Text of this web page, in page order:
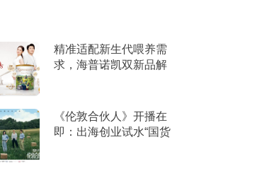
精准适配新生代喂养需
求，海普诺凯双新品解
《伦敦合伙人》开播在
即：出海创业试水“国货